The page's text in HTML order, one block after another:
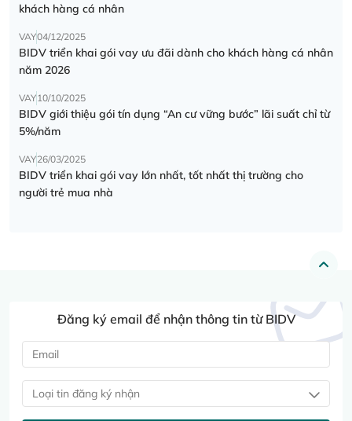
khách hàng cá nhân
VAY04/12/2025
BIDV triển khai gói vay ưu đãi dành cho khách hàng cá nhân
năm 2026
VAY10/10/2025
BIDV giới thiệu gói tín dụng “An cư vững bước” lãi suất chỉ từ
5%/năm
VAY26/03/2025
BIDV triển khai gói vay lớn nhất, tốt nhất thị trường cho
người trẻ mua nhà
Đăng ký email để nhận thông tin từ BIDV
Loại tin đăng ký nhận